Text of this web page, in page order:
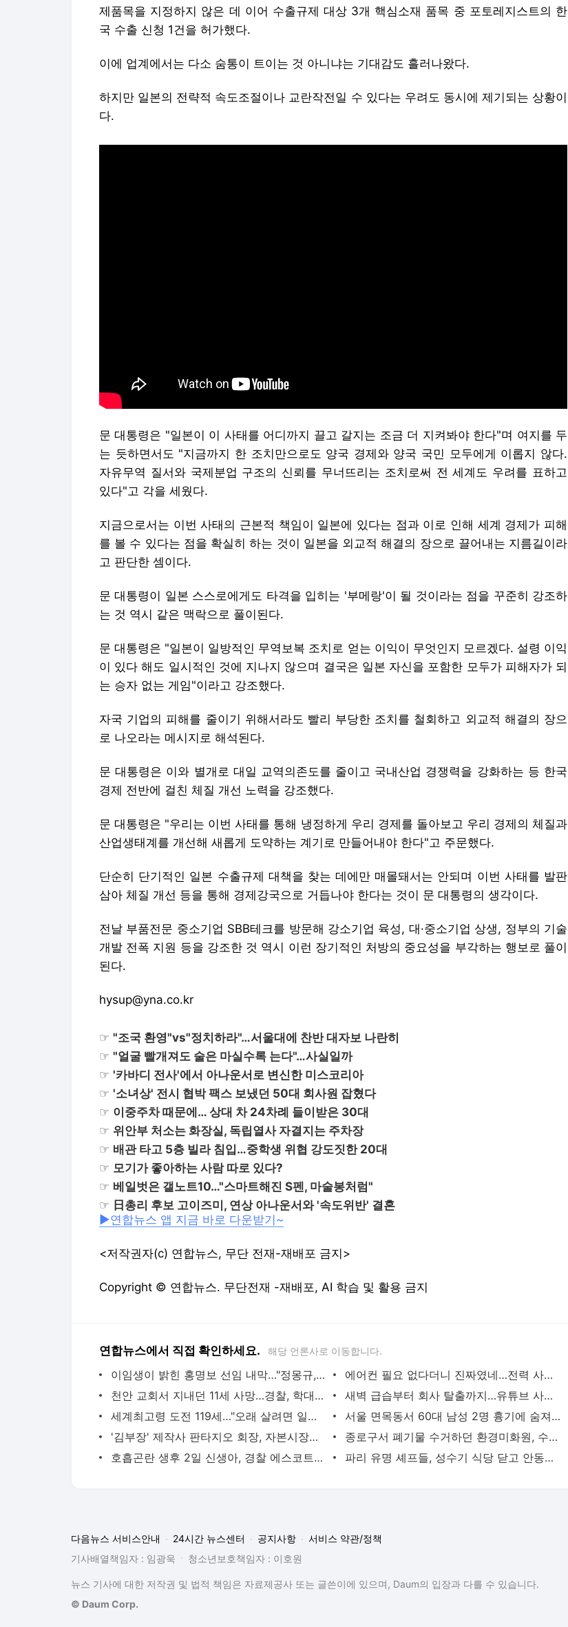
제품목을 지정하지 않은 데 이어 수출규제 대상 3개 핵심소재 품목 중 포토레지스트의 한
국 수출 신청 1건을 허가했다.
이에 업계에서는 다소 숨통이 트이는 것 아니냐는 기대감도 흘러나왔다.
하지만 일본의 전략적 속도조절이나 교란작전일 수 있다는 우려도 동시에 제기되는 상황이
다.
문 대통령은 "일본이 이 사태를 어디까지 끌고 갈지는 조금 더 지켜봐야 한다"며 여지를 두
는 듯하면서도 "지금까지 한 조치만으로도 양국 경제와 양국 국민 모두에게 이롭지 않다.
자유무역 질서와 국제분업 구조의 신뢰를 무너뜨리는 조치로써 전 세계도 우려를 표하고
있다"고 각을 세웠다.
지금으로서는 이번 사태의 근본적 책임이 일본에 있다는 점과 이로 인해 세계 경제가 피해
를 볼 수 있다는 점을 확실히 하는 것이 일본을 외교적 해결의 장으로 끌어내는 지름길이라
고 판단한 셈이다.
문 대통령이 일본 스스로에게도 타격을 입히는 '부메랑'이 될 것이라는 점을 꾸준히 강조하
는 것 역시 같은 맥락으로 풀이된다.
문 대통령은 "일본이 일방적인 무역보복 조치로 얻는 이익이 무엇인지 모르겠다. 설령 이익
이 있다 해도 일시적인 것에 지나지 않으며 결국은 일본 자신을 포함한 모두가 피해자가 되
는 승자 없는 게임"이라고 강조했다.
자국 기업의 피해를 줄이기 위해서라도 빨리 부당한 조치를 철회하고 외교적 해결의 장으
로 나오라는 메시지로 해석된다.
문 대통령은 이와 별개로 대일 교역의존도를 줄이고 국내산업 경쟁력을 강화하는 등 한국
경제 전반에 걸친 체질 개선 노력을 강조했다.
문 대통령은 "우리는 이번 사태를 통해 냉정하게 우리 경제를 돌아보고 우리 경제의 체질과
산업생태계를 개선해 새롭게 도약하는 계기로 만들어내야 한다"고 주문했다.
단순히 단기적인 일본 수출규제 대책을 찾는 데에만 매몰돼서는 안되며 이번 사태를 발판
삼아 체질 개선 등을 통해 경제강국으로 거듭나야 한다는 것이 문 대통령의 생각이다.
전날 부품전문 중소기업 SBB테크를 방문해 강소기업 육성, 대·중소기업 상생, 정부의 기술
개발 전폭 지원 등을 강조한 것 역시 이런 장기적인 처방의 중요성을 부각하는 행보로 풀이
된다.
hysup@yna.co.kr
☞ "조국 환영"vs"정치하라"…서울대에 찬반 대자보 나란히
☞ "얼굴 빨개져도 술은 마실수록 는다"…사실일까
☞ '카바디 전사'에서 아나운서로 변신한 미스코리아
☞ '소녀상' 전시 협박 팩스 보냈던 50대 회사원 잡혔다
☞ 이중주차 때문에… 상대 차 24차례 들이받은 30대
☞ 위안부 처소는 화장실, 독립열사 자결지는 주차장
☞ 배관 타고 5층 빌라 침입…중학생 위협 강도짓한 20대
☞ 모기가 좋아하는 사람 따로 있다?
☞ 베일벗은 갤노트10…"스마트해진 S펜, 마술봉처럼"
☞ 日총리 후보 고이즈미, 연상 아나운서와 '속도위반' 결혼
▶연합뉴스 앱 지금 바로 다운받기~
<저작권자(c) 연합뉴스, 무단 전재-재배포 금지>
Copyright © 연합뉴스. 무단전재 -재배포, AI 학습 및 활용 금지
연합뉴스에서 직접 확인하세요. 해당 언론사로 이동합니다.
이임생이 밝힌 홍명보 선임 내막…"정몽규, TD판단 믿는다고 해"(종합) | 연합뉴스
에어컨 필요 없다더니 진짜였네…전력 사용량으로 본 냉방 도시 | 연합뉴스
천안 교회서 지내던 11세 사망…경찰, 학대치사 여부 수사(종합) | 연합뉴스
새벽 급습부터 회사 탈출까지…유튜브 사로잡은 '날것'의 일상 | 연합뉴스
세계최고령 도전 119세…"오래 살려면 일하고 건강하게 먹어라" | 연합뉴스
서울 면목동서 60대 남성 2명 흉기에 숨져…지인 사이 추정(종합) | 연합뉴스
'김부장' 제작사 판타지오 회장, 자본시장법 위반 혐의 피소 | 연합뉴스
종로구서 폐기물 수거하던 환경미화원, 수거차에 치여 숨져 | 연합뉴스
호흡곤란 생후 2일 신생아, 경찰 에스코트로 생명 구해 | 연합뉴스
파리 유명 셰프들, 성수기 식당 닫고 안동서 한식 배운다 | 연합뉴스
다음뉴스 서비스안내 24시간 뉴스센터 공지사항
서비스 약관/정책
기사배열책임자 : 임광욱
청소년보호책임자 : 이호원
뉴스 기사에 대한 저작권 및 법적 책임은 자료제공사 또는 글쓴이에 있으며, Daum의 입장과 다를 수 있습니다.
© Daum Corp.